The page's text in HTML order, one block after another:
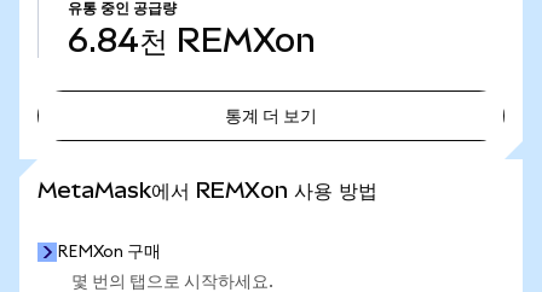
유통 중인 공급량
6.84천 REMXon
통계 더 보기
MetaMask에서 REMXon 사용 방법
REMXon 구매
몇 번의 탭으로 시작하세요.